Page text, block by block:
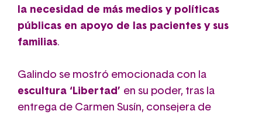
la necesidad de más medios y políticas
públicas en apoyo de las pacientes y sus
familias.
Galindo se mostró emocionada con la
escultura ‘Libertad’ en su poder, tras la
entrega de Carmen Susín, consejera de